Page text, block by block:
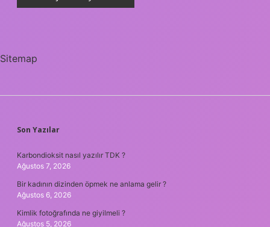
Sitemap
SIDEBAR
Son Yazılar
Karbondioksit nasıl yazılır TDK ?
Ağustos 7, 2026
Bir kadının dizinden öpmek ne anlama gelir ?
Ağustos 6, 2026
Kimlik fotoğrafında ne giyilmeli ?
Ağustos 5, 2026